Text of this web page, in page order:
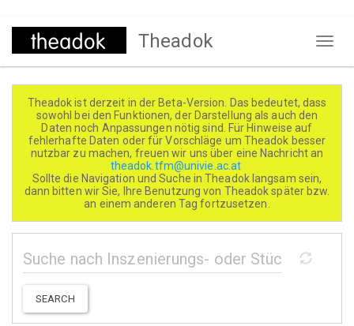
Direkt
Theadok
Theadok ist derzeit in der Beta-Version. Das bedeutet, dass
sowohl bei den Funktionen, der Darstellung als auch den
Daten noch Anpassungen nötig sind. Für Hinweise auf
fehlerhafte Daten oder für Vorschläge um Theadok besser
nutzbar zu machen, freuen wir uns über eine Nachricht an
theadok.tfm@univie.ac.at
Sollte die Navigation und Suche in Theadok langsam sein,
dann bitten wir Sie, Ihre Benutzung von Theadok später bzw.
an einem anderen Tag fortzusetzen.
SEARCH